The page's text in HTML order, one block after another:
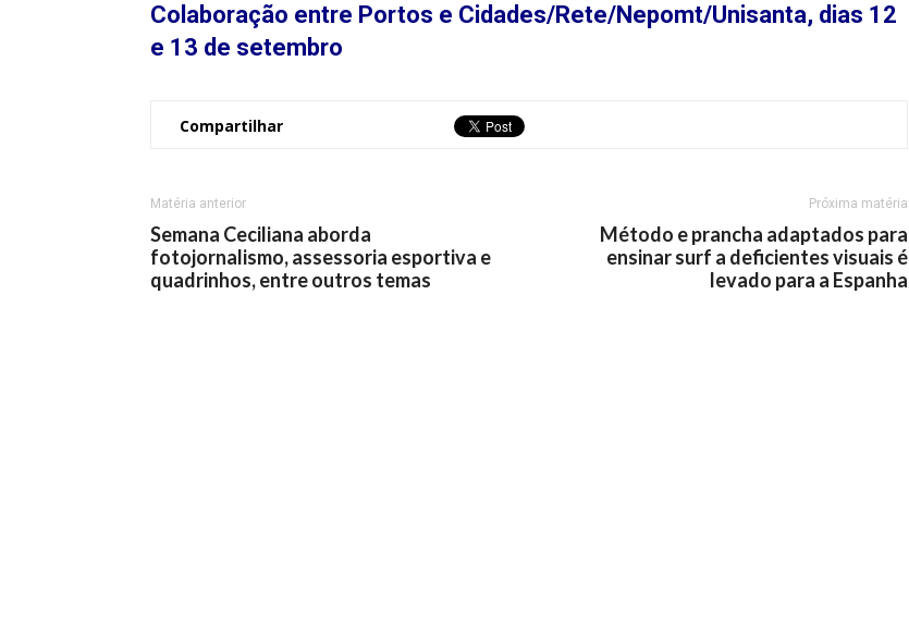
Colaboração entre Portos e Cidades/Rete/Nepomt/Unisanta, dias 12
e 13 de setembro
Compartilhar
Matéria anterior
Semana Ceciliana aborda
fotojornalismo, assessoria esportiva e
quadrinhos, entre outros temas
Próxima matéria
Método e prancha adaptados para
ensinar surf a deficientes visuais é
levado para a Espanha